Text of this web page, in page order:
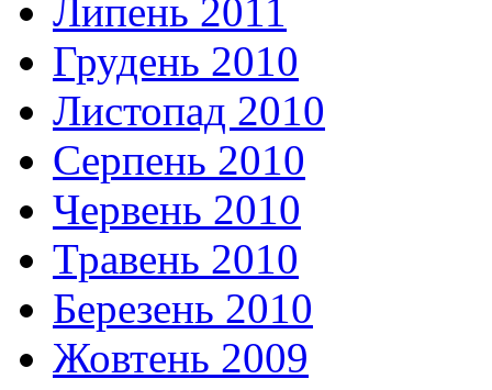
Липень 2011
Грудень 2010
Листопад 2010
Серпень 2010
Червень 2010
Травень 2010
Березень 2010
Жовтень 2009